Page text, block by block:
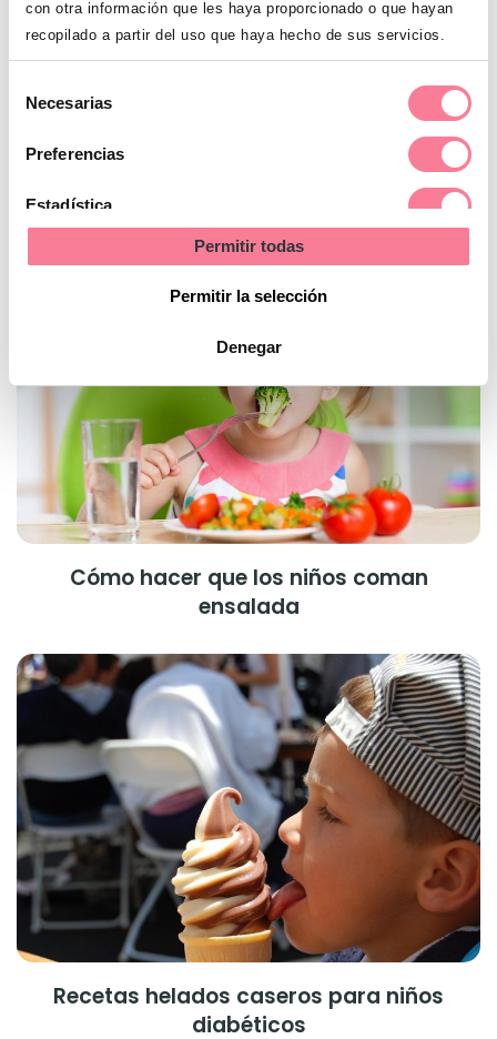
con otra información que les haya proporcionado o que hayan
recopilado a partir del uso que haya hecho de sus servicios.
Necesarias
Preferencias
Estadística
Permitir todas
Permitir la selección
Denegar
La fruta, un básico en la merienda de tu
Cómo hacer que los niños coman
ensalada
Recetas helados caseros para niños
diabéticos